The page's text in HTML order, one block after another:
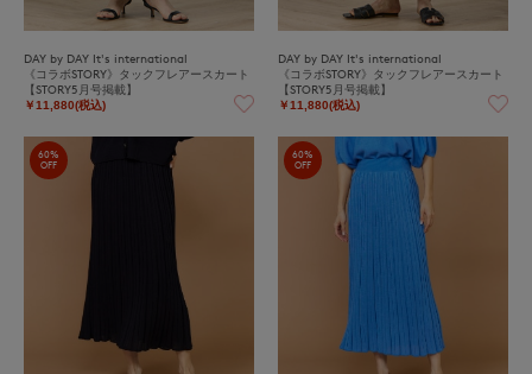
DAY by DAY It's international
《コラボSTORY》タックフレアースカート
【STORY5月号掲載】
￥11,880(税込)
DAY by DAY It's international
《コラボSTORY》タックフレアースカート
【STORY5月号掲載】
￥11,880(税込)
60%
OFF
60%
OFF